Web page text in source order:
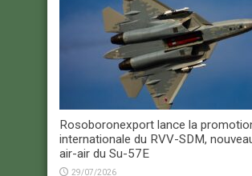
Rosoboronexport lance la
internationale du RVV-SDM,
air-air du Su-57E
29/07/2026